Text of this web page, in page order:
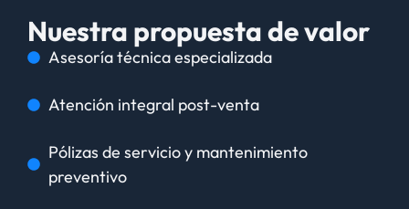
Nuestra propuesta de valor
Asesoría técnica especializada
Atención integral post-venta
Pólizas de servicio y mantenimiento
preventivo